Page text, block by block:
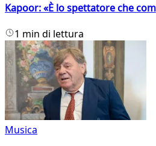
Kapoor: «È lo spettatore che
1 min di lettura
Musica